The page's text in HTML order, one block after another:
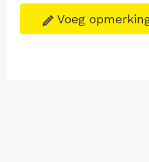
Voeg